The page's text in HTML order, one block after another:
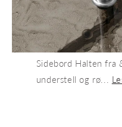
Sidebord Halten fra
understell og rø...